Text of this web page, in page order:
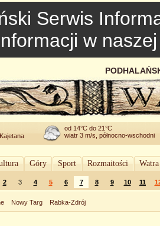
Serwis
w
od 14°C do 21°C
wiatr 3 m/s, północno-wschodni
Góry Sport Rozmaitości
2 3 4 5 6 7 8 9 10 11
Nowy Targ Rabka-Zdrój